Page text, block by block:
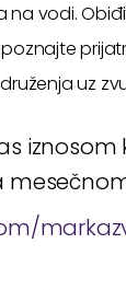
na vodi.
uz
iznosom